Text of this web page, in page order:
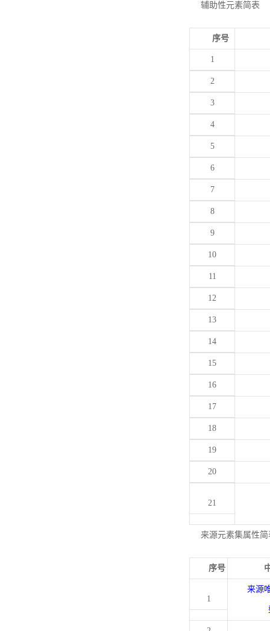
辅助性元素简表
序号
1
2
3
4
5
6
7
8
9
10
11
12
13
14
15
16
17
18
19
20
21
来源元素集属性简
序号
1
来源